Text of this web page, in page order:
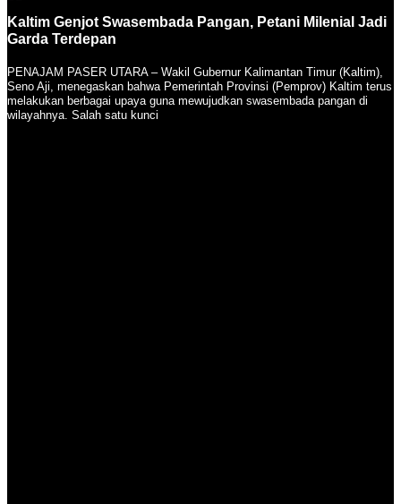
Kaltim Genjot Swasembada Pangan, Petani Milenial Jadi
Garda Terdepan
PENAJAM PASER UTARA – Wakil Gubernur Kalimantan Timur (Kaltim),
Seno Aji, menegaskan bahwa Pemerintah Provinsi (Pemprov) Kaltim terus
melakukan berbagai upaya guna mewujudkan swasembada pangan di
wilayahnya. Salah satu kunci